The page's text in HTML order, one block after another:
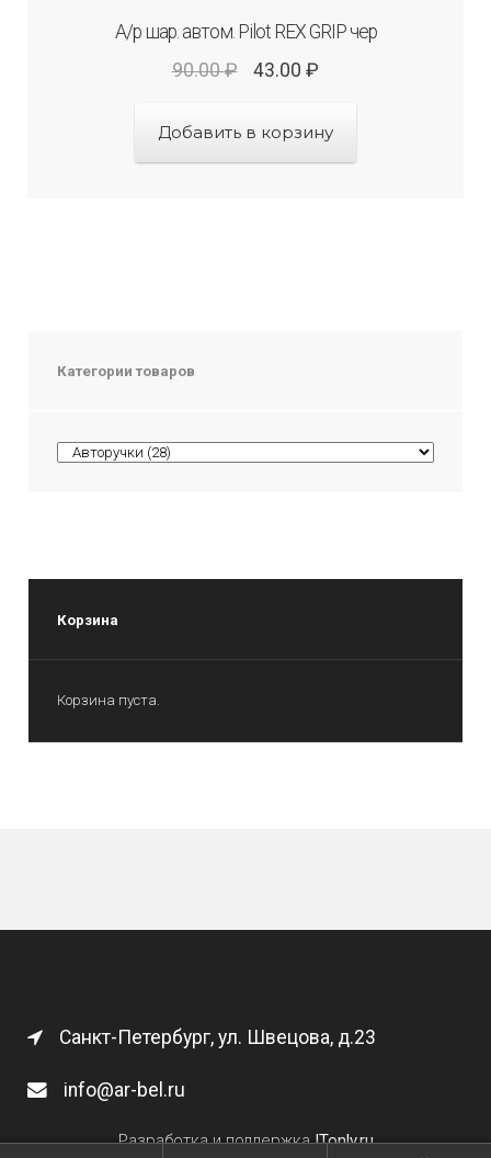
А/р шар. автом. Рilot REX GRIP чер
90.00₽ 43.00₽
Добавить в корзину
Категории товаров
Корзина
Корзина пуста.
Санкт-Петербург, ул. Швецова, д.23
info@ar-bel.ru
Разработка и поддержкаITonly.ru